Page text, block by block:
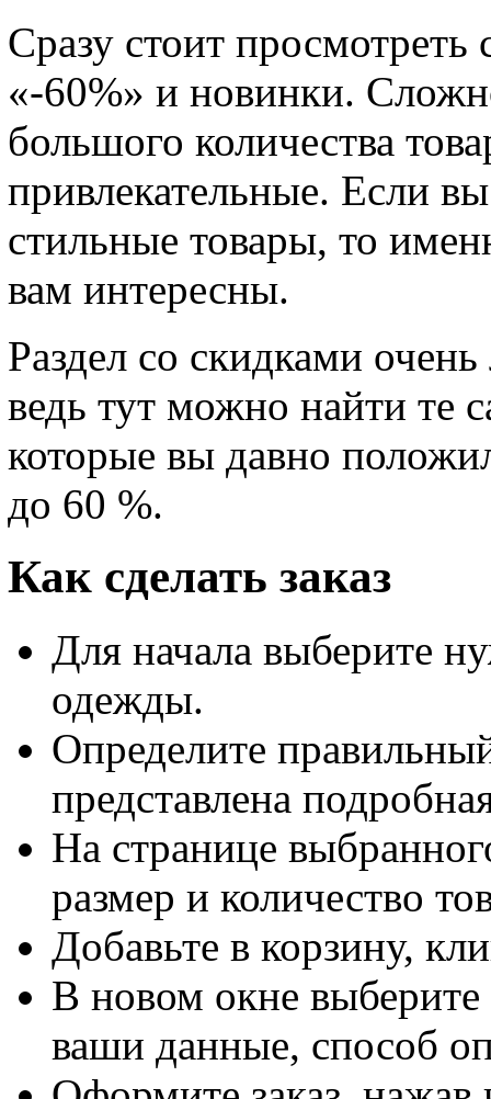
Сразу стоит просмотреть
«-60%» и новинки.
большого количества
привлекательные. Если
стильные товары, то
вам интересны.
Раздел со скидками
ведь тут можно найти те
которые вы давно
до 60 %.
Как сделать заказ
Для начала выберите
одежды.
Определите
представлена
На странице
размер и количество
Добавьте в корзину,
В новом окне выберите
ваши данные, способ